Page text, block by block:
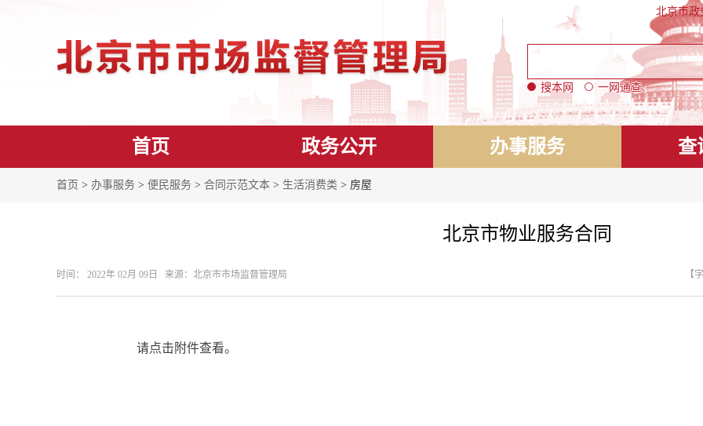
北京市政
搜本网 一网通查
首页 政务公开 办事服务 查
首页 > 办事服务 > 便民服务 > 合同示范文本 > 生活消费类 > 房屋
北京市物业服务合同
时间： 2022年 02月 09日 来源： ​北京市市场监督管理局 【
请点击附件查看。